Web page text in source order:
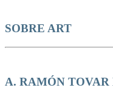
SOBRE ART
A. RAMÓN